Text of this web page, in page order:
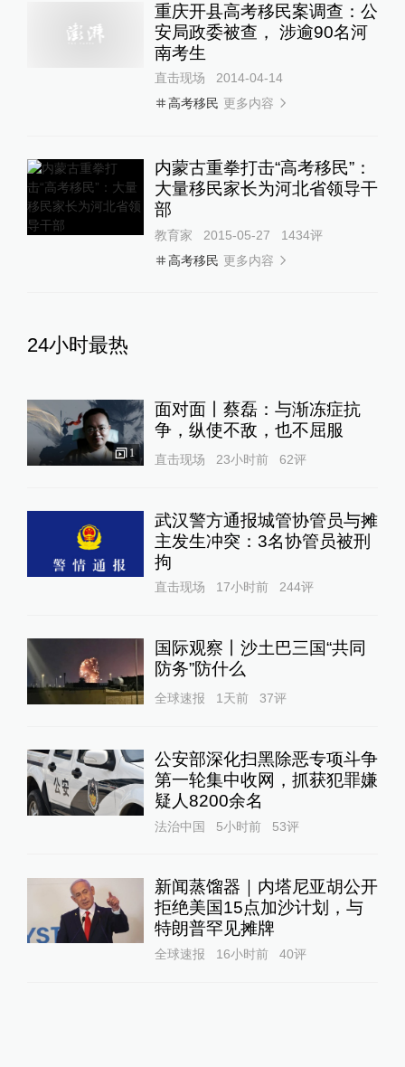
重庆开县高考移民案调查：公
安局政委被查， 涉逾90名河
南考生
直击现场
2014-04-14
高考移民 更多内容
内蒙古重拳打击“高考移民”：
大量移民家长为河北省领导干
部
教育家 2015-05-27 1434评
高考移民 更多内容
24小时最热
1
面对面丨蔡磊：与渐冻症抗
争，纵使不敌，也不屈服
直击现场 23小时前 62评
武汉警方通报城管协管员与摊
主发生冲突：3名协管员被刑
拘
直击现场 17小时前 244评
国际观察丨沙土巴三国“共同
防务”防什么
全球速报 1天前 37评
公安部深化扫黑除恶专项斗争
第一轮集中收网，抓获犯罪嫌
疑人8200余名
法治中国 5小时前 53评
新闻蒸馏器｜内塔尼亚胡公开
拒绝美国15点加沙计划，与
特朗普罕见摊牌
全球速报 16小时前 40评